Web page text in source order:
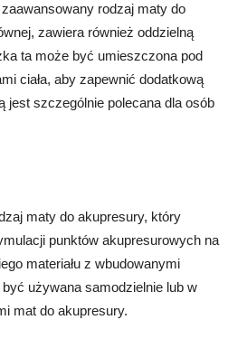
rodzaj maty do
zawiera również oddzielną
ta może być umieszczona pod
ciała, aby zapewnić dodatkową
jest szczególnie polecana dla osób
maty do akupresury, który
punktów akupresurowych na
materiału z wbudowanymi
używana samodzielnie lub w
mat do akupresury.